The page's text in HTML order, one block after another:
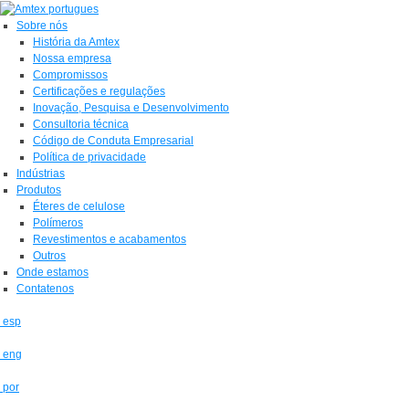
Sobre nós
História da Amtex
Nossa empresa
Compromissos
Certificações e regulações
Inovação, Pesquisa e Desenvolvimento
Consultoria técnica
Código de Conduta Empresarial
Política de privacidade
Indústrias
Produtos
Éteres de celulose
Polímeros
Revestimentos e acabamentos
Outros
Onde estamos
Contatenos
esp
eng
por